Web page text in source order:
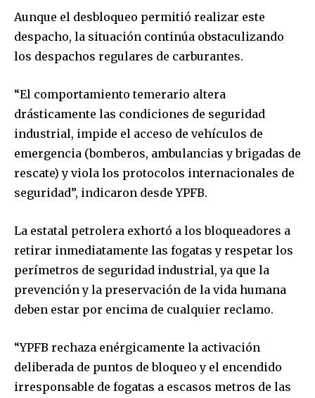
Join our community of
SUBSCRIBERS and be part of the
Aunque el desbloqueo permitió realizar este
despacho, la situación continúa obstaculizando
los despachos regulares de carburantes.
“El comportamiento temerario altera
drásticamente las condiciones de seguridad
industrial, impide el acceso de vehículos de
emergencia (bomberos, ambulancias y brigadas de
rescate) y viola los protocolos internacionales de
seguridad”, indicaron desde YPFB.
La estatal petrolera exhortó a los bloqueadores a
retirar inmediatamente las fogatas y respetar los
perímetros de seguridad industrial, ya que la
prevención y la preservación de la vida humana
deben estar por encima de cualquier reclamo.
“YPFB rechaza enérgicamente la activación
deliberada de puntos de bloqueo y el encendido
irresponsable de fogatas a escasos metros de las